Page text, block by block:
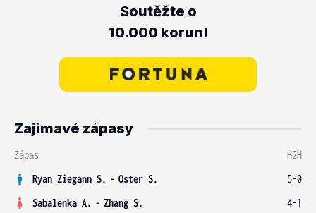
Soutěžte o
10.000 korun!
Zajímavé zápasy
Zápas
H2H
Ryan Ziegann S. - Oster S.
5-0
Sabalenka A. - Zhang S.
4-1